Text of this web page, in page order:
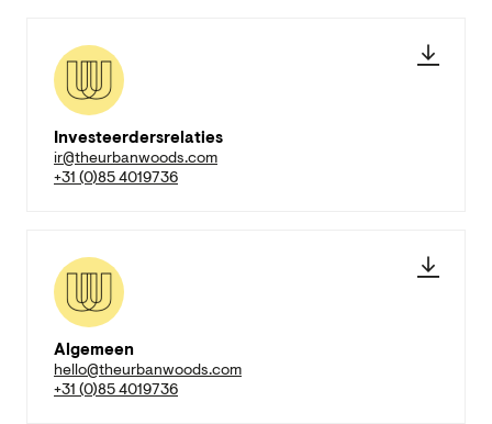
Investeerdersrelaties
ir@theurbanwoods.com
+31 (0)85 4019736
Algemeen
hello@theurbanwoods.com
+31 (0)85 4019736